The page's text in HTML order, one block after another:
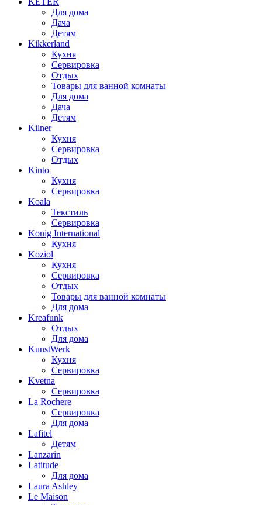
Для дома
Дача
Детям
Kikkerland
Кухня
Сервировка
Отдых
Товары для ванной комнаты
Для дома
Дача
Детям
Kilner
Кухня
Сервировка
Отдых
Kinto
Кухня
Сервировка
Koala
Текстиль
Сервировка
Konig International
Кухня
Koziol
Кухня
Сервировка
Отдых
Товары для ванной комнаты
Для дома
Kreafunk
Отдых
Для дома
KunstWerk
Кухня
Сервировка
Kvetna
Сервировка
La Rochere
Сервировка
Для дома
Lafitel
Детям
Lanzarin
Latitude
Для дома
Laura Ashley
Le Maison